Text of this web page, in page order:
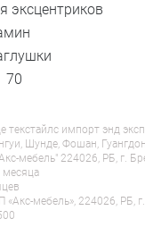
эксцентриков
70
текстайлс импорт энд
Шунде, Фошан,
мебель" 224026, РБ, г.
месяца
мебель», 224026, РБ,